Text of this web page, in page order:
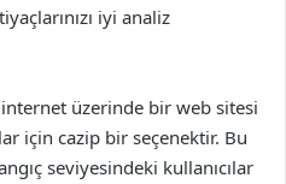
iyi analiz
üzerinde bir web sitesi
için cazip bir seçenektir. Bu
seviyesindeki kullanıcılar